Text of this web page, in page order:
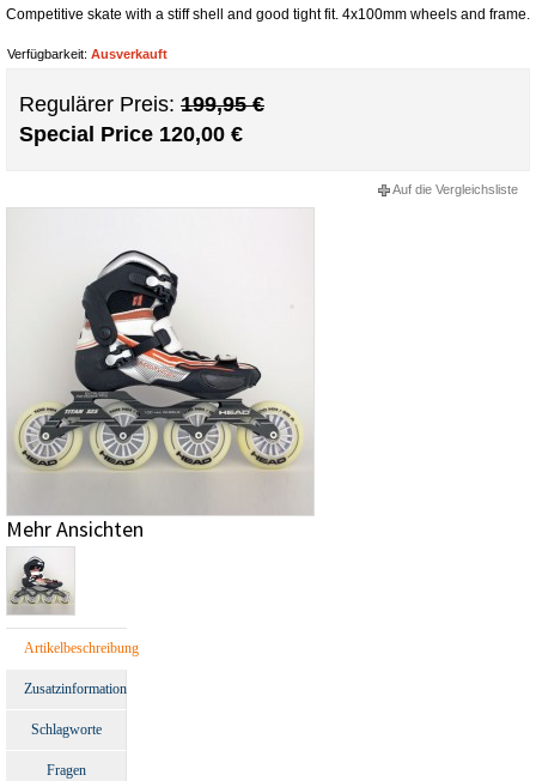
Competitive skate with a stiff shell and good tight fit. 4x100mm wheels and frame.
Verfügbarkeit: Ausverkauft
Regulärer Preis: 199,95 €
Special Price 120,00 €
Auf die Vergleichsliste
Mehr Ansichten
Artikelbeschreibung
Zusatzinformation
Schlagworte
Fragen